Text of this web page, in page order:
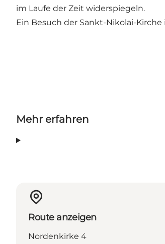
im Laufe der Zeit widerspiegeln.
Ein Besuch der Sankt-Nikolai-
Mehr erfahren
Route anzeigen
Nordenkirke 4